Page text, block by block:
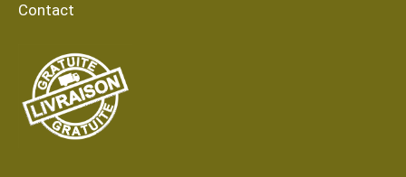
Contact